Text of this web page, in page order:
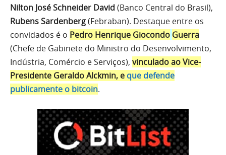
Nilton José Schneider David (Banco Central do Brasil),
Rubens Sardenberg(Febraban). Destaque entre os
convidados é o Pedro Henrique Giocondo Guerra
(Chefe de Gabinete do Ministro do Desenvolvimento,
Indústria, Comércio e Serviços), vinculado ao Vice-
Presidente Geraldo Alckmin, e que defende
publicamente o bitcoin.